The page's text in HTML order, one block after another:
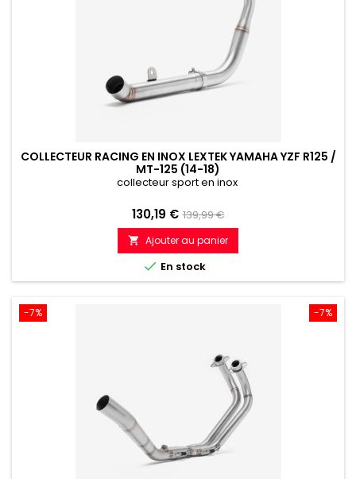
COLLECTEUR RACING EN INOX LEXTEK YAMAHA YZF R125 /
MT-125 (14-18)
collecteur sport en inox
Prix
130,19 € Prix
de
référence
139,99 €
 Ajouter au panier
 En stock
-7%
-7%